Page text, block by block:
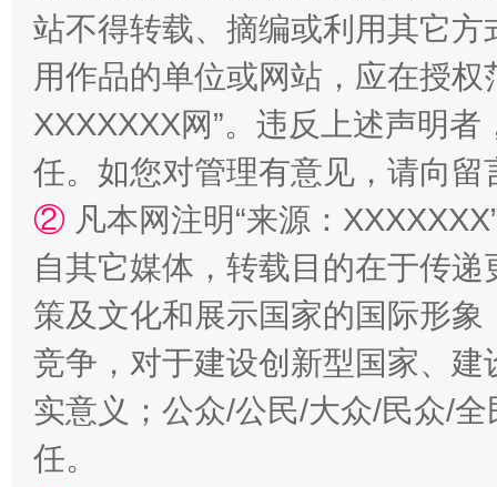
漫山遍野的桃花与雪山、麦地、白藏房 除
站不得转载、摘编或利用其它
用作品的单位或网站，应在授
XXXXXXX网”。违反上述声明
任。如您对管理有意见，请向
② 凡本网注明“来源：
自其它媒体，转载目的在于传
策及文化和展示国家的国际形
竞争，对于建设创新型国家、
实意义；公众/公民/大众/民众/
任。